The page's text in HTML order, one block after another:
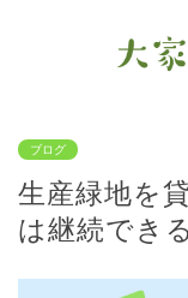
ブログ
生産緑地を
は継続でき